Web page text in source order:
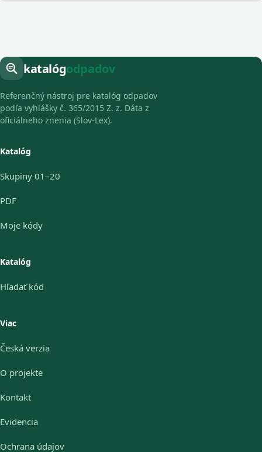
katalógodpadov
Referenčný nástroj pre katalóg odpadov
podľa vyhlášky č. 365/2015 Z. z. Dáta z
oficiálneho znenia (Slov-Lex).
Katalóg
Skupiny 01–20
PDF
Moje kódy
Katalóg
Hľadať kód
Viac
Česká verzia
O projekte
Kontakt
Evidencia
Ochrana údajov